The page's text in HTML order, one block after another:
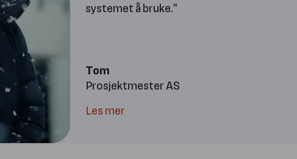
systemet å bruke."
Tom
Prosjektmester AS
Les mer